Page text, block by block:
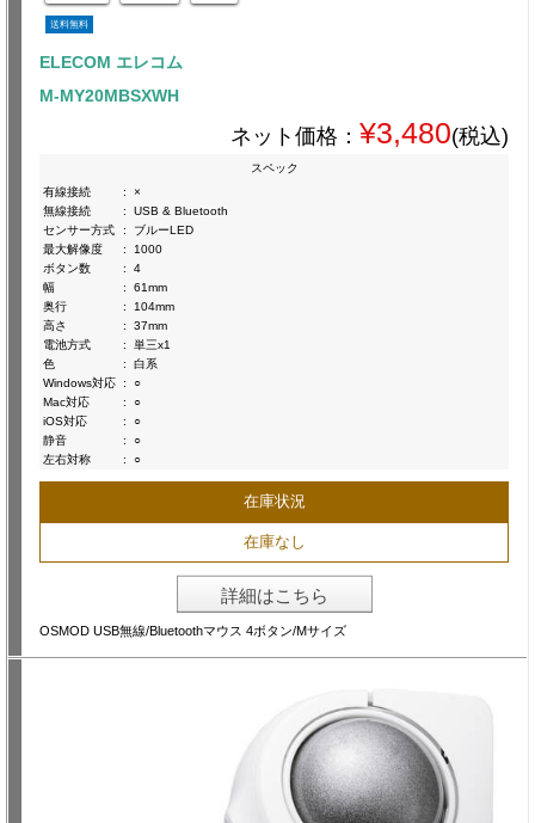
送料無料
ELECOM エレコム
M-MY20MBSXWH
ネット価格： ¥3,480(税込)
スペック
有線接続
:
×
無線接続
:
USB & Bluetooth
センサー方式
:
ブルーLED
最大解像度
:
1000
ボタン数
:
4
幅
:
61mm
奥行
:
104mm
高さ
:
37mm
電池方式
:
単三x1
色
:
白系
Windows対応 :
○
Mac対応
:
○
iOS対応
:
○
静音
:
○
左右対称
: ○
在庫状況
在庫なし
詳細はこちら
OSMOD USB無線/Bluetoothマウス 4ボタン/Mサイズ